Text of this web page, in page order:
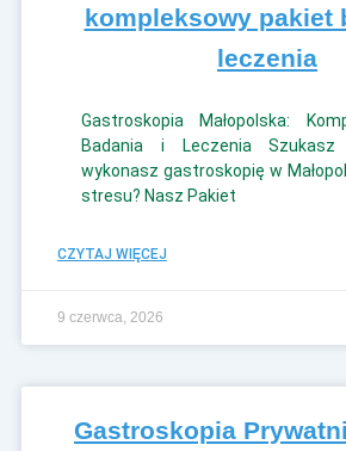
kompleksowy pakiet
leczenia
Gastroskopia Małopolska:
Badania i Leczenia
wykonasz gastroskopię w
stresu? Nasz Pakiet
CZYTAJ WIĘCEJ
9 czerwca, 2026
Gastroskopia